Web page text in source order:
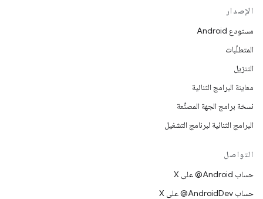
الإصدار
مستودع Android
المتطلّبات
التنزيل
معاينة البرامج الثنائية
نسخة برامج الجهة المصنِّعة
البرامج الثنائية لبرنامج التشغيل
التواصل
حساب ‎@Android على X
حساب ‎@AndroidDev على X